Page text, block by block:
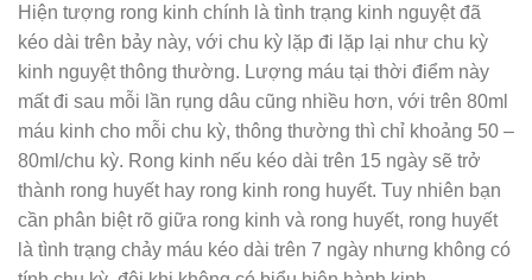
Hiện tượng rong kinh chính là tình trạng kinh nguyệt đã
kéo dài trên bảy này, với chu kỳ lặp đi lặp lại như chu kỳ
kinh nguyệt thông thường. Lượng máu tại thời điểm này
mất đi sau mỗi lần rụng dâu cũng nhiều hơn, với trên 80ml
máu kinh cho mỗi chu kỳ, thông thường thì chỉ khoảng 50 –
80ml/chu kỳ. Rong kinh nếu kéo dài trên 15 ngày sẽ trở
thành rong huyết hay rong kinh rong huyết. Tuy nhiên bạn
cần phân biệt rõ giữa rong kinh và rong huyết, rong huyết
là tình trạng chảy máu kéo dài trên 7 ngày nhưng không có